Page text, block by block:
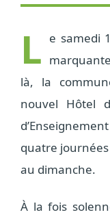
L e samedi
là, la
nouvel Hôtel
quatre
au dimanche.
À la fois